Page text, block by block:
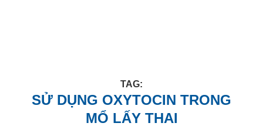
TAG:
SỬ DỤNG OXYTOCIN TRONG
MỔ LẤY THAI